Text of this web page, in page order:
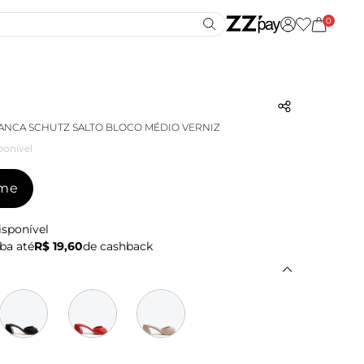
0
SCHUTZ SALTO BLOCO MÉDIO VERNIZ
atéR$ 19,60de cashback